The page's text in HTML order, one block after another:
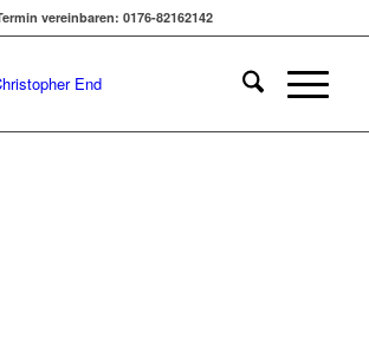
vereinbaren: 0176-82162142
BERUHIGST
ZSCHOCHER